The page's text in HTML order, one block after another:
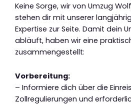
Keine Sorge, wir von Umzug
stehen dir mit unserer
Expertise zur Seite. Damit dein
abläuft, haben wir eine
zusammengestellt:
Vorbereitung:
– Informiere dich über die
Zollregulierungen und